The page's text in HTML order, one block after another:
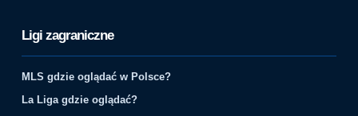
Ligi zagraniczne
MLS gdzie oglądać w Polsce?
La Liga gdzie oglądać?